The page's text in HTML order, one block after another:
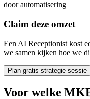
door automatisering
Claim deze omzet
Een AI Receptionist kost
we samen kijken hoe we
Plan gratis strategie sessie
Voor welke